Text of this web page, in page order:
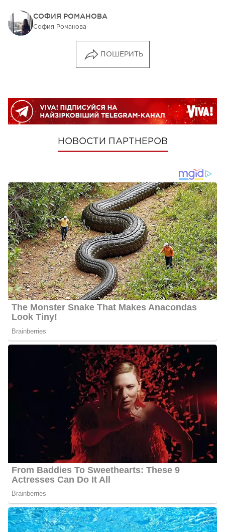
СОФИЯ РОМАНОВА
София Романова
ПОШЕРИТЬ
НОВОСТИ ПАРТНЕРОВ